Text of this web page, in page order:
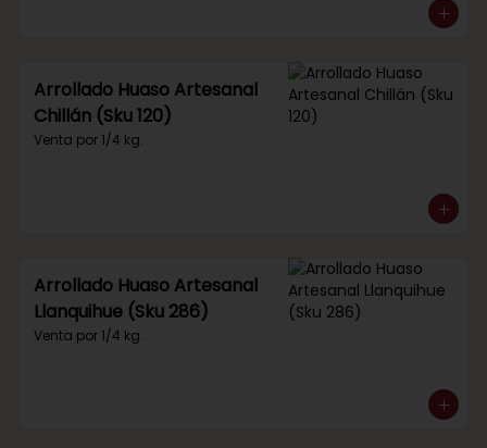
Arrollado Huaso Artesanal
Chillán (Sku 120)
Venta por 1/4 kg.
Arrollado Huaso Artesanal
Llanquihue (Sku 286)
Venta por 1/4 kg.